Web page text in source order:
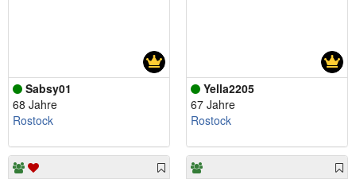
Sabsy01
68 Jahre
Rostock
Yella2205
67 Jahre
Rostock